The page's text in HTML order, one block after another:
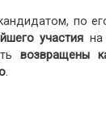
по
участия
возвращены
.